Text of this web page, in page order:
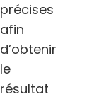
précises
afin
d’obtenir
le
résultat